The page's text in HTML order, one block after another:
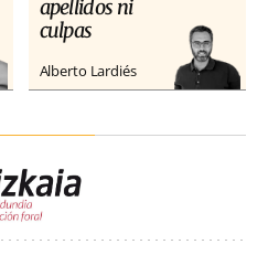
apellidos ni
culpas
Alberto Lardiés